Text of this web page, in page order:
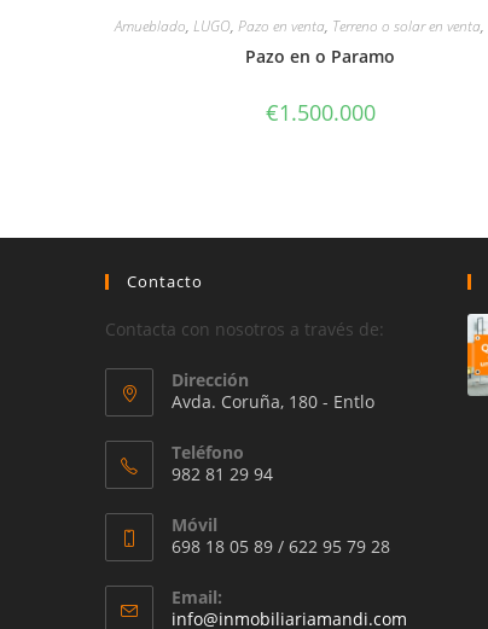
Amueblado, LUGO, Pazo en venta, Terreno o solar en venta,
Pazo en o Paramo
€1.500.000
Contacto
Contacta con nosotros a través de:
Dirección
Avda. Coruña, 180 - Entlo
Teléfono
982 81 29 94
Móvil
698 18 05 89 / 622 95 79 28
Email:
info@inmobiliariamandi.com